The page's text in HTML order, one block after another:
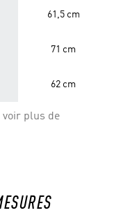
61,5 cm
71 cm
62 cm
voir plus de